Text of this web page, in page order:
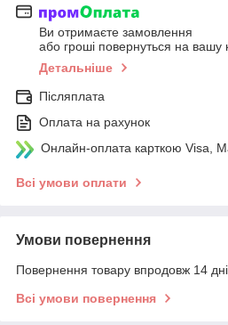
Ви отримаєте замовлення
або гроші повернуться на вашу
Детальніше
Післяплата
Оплата на рахунок
Онлайн-оплата карткою Visa,
Всі умови оплати
Умови повернення
Повернення товару впродовж 14
Всі умови повернення